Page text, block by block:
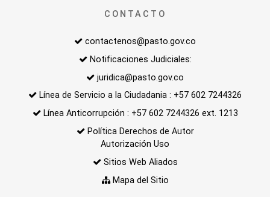
CONTACTO
contactenos@pasto.gov.co
Notificaciones Judiciales:
juridica@pasto.gov.co
Línea de Servicio a la Ciudadania : +57 602 7244326
Línea Anticorrupción : +57 602 7244326 ext. 1213
Política Derechos de Autor
Autorización Uso
Sitios Web Aliados
Mapa del Sitio